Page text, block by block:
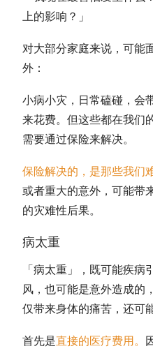
上的影响？」
对大部分家庭来说，可能
外：
小病小灾，日常磕碰，会
来花费。但这些都在我们
需要通过保险来解决。
保险解决的，是那些我们
或者重大的意外，可能带
的灾难性后果。
病太重
「病太重」，既可能疾病
风，也可能是意外造成的
仅带来身体的痛苦，还可
首先是直接的医疗费用 。